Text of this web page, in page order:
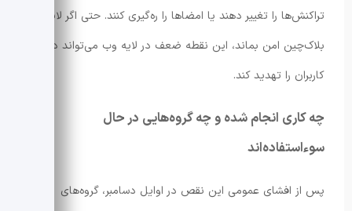
تراکنش‌ها را تغییر دهند یا امضاها را ره‌گیری کنند. حتی اگر لایه
بلاک‌چین امن بماند، این نقطه ضعف در لایه وب می‌تواند دارایی
کاربران را تهدید کند.
چه کاری انجام شده و چه گروه‌هایی در حال
سوءاستفاده‌اند
پس از افشای عمومی این نقص در اوایل دسامبر، گروه‌های